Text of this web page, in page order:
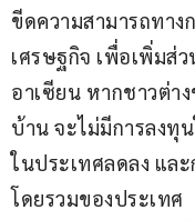
ขีดความสามารถทา
เศรษฐกิจ เพื่อเพิ่มส่
อาเซียน หากชาวต่า
บ้าน จะไม่มีการลงทุ
ในประเทศลดลง แล
โดยรวมของประเทศ